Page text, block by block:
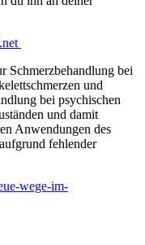
Schmerzbehandlung bei
und
bei psychischen
und damit
Anwendungen des
fehlender
wege-im-